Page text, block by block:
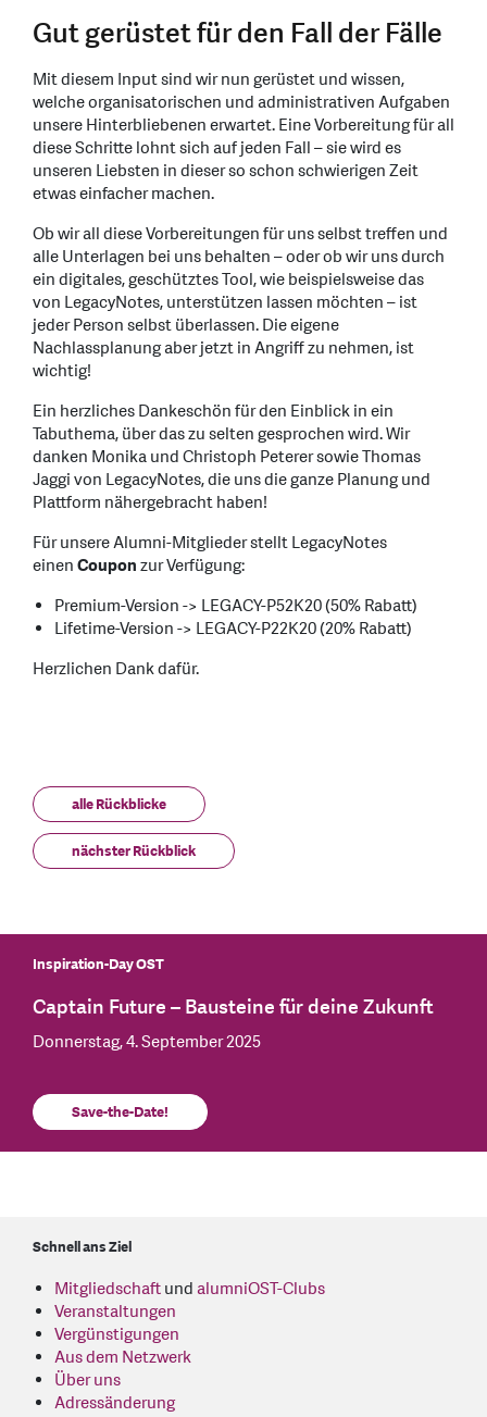
Gut gerüstet für den Fall der Fälle
Mit diesem Input sind wir nun gerüstet und wissen,
welche organisatorischen und administrativen Aufgaben
unsere Hinterbliebenen erwartet. Eine Vorbereitung für all
diese Schritte lohnt sich auf jeden Fall – sie wird es
unseren Liebsten in dieser so schon schwierigen Zeit
etwas einfacher machen.
Ob wir all diese Vorbereitungen für uns selbst treffen und
alle Unterlagen bei uns behalten – oder ob wir uns durch
ein digitales, geschütztes Tool, wie beispielsweise das
von LegacyNotes, unterstützen lassen möchten – ist
jeder Person selbst überlassen. Die eigene
Nachlassplanung aber jetzt in Angriff zu nehmen, ist
wichtig!
Ein herzliches Dankeschön für den Einblick in ein
Tabuthema, über das zu selten gesprochen wird. Wir
danken Monika und Christoph Peterer sowie Thomas
Jaggi von LegacyNotes, die uns die ganze Planung und
Plattform nähergebracht haben!
Für unsere Alumni-Mitglieder stellt LegacyNotes
einenCouponzur Verfügung:
Premium-Version -> LEGACY-P52K20 (50% Rabatt)
Lifetime-Version -> LEGACY-P22K20 (20% Rabatt)
Herzlichen Dank dafür.
alle Rückblicke
nächster Rückblick
Inspiration-Day OST
Captain Future – Bausteine für deine Zukunft
Donnerstag, 4. September 2025
Save-the-Date!
Schnell ans Ziel
MitgliedschaftundalumniOST-Clubs
Veranstaltungen
Vergünstigungen
Aus dem Netzwerk
Über uns
Adressänderung